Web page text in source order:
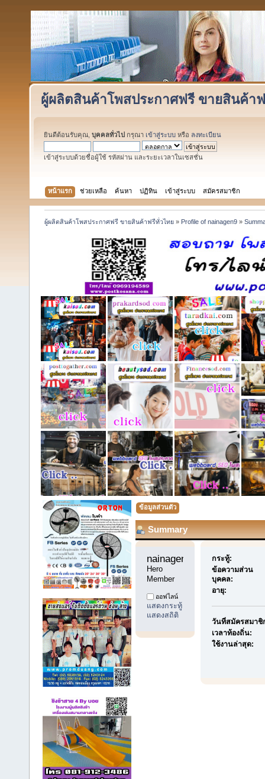
ผู้ผลิตสินค้าโพสประกาศฟรี ขายสินค้า
ยินดีต้อนรับคุณ, บุคคลทั่วไป กรุณา เข้าสู่ระบบ หรือ ลงทะเบียน
เข้าสู่ระบบด้วยชื่อผู้ใช้ รหัสผ่าน และระยะเวลาในเซสชั่น
หน้าแรก ช่วยเหลือ ค้นหา ปฏิทิน เข้าสู่ระบบ สมัครสมาชิก
ผู้ผลิตสินค้าโพสประกาศฟรี ขายสินค้าฟรีทั่วไทย » Profile of nainagen9 »
ข้อมูลส่วนตัว
Summary
Hero
Member
ออฟไลน์
แสดงกระทู้
แสดงสถิติ
กระทู้:
ข้อความส่วน
บุคคล:
อายุ:
วันที่สมัครสมาชิ
เวลาท้องถิ่น:
ใช้งานล่าสุด: